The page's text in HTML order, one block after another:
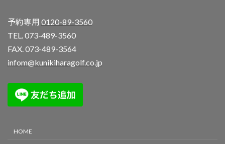
予約専用 0120-89-3560
TEL.073-489-3560
FAX. 073-489-3564
infom@kunikiharagolf.co.jp
HOME